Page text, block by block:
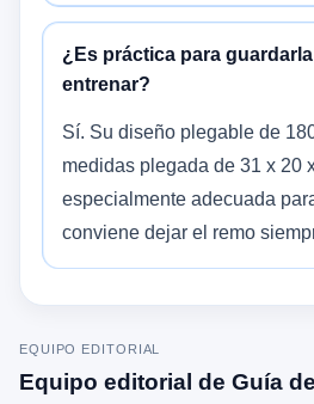
¿Es práctica para
entrenar?
Sí. Su diseño plegable de
medidas plegada de 31 x 20
especialmente adecuada
conviene dejar el remo
EQUIPO EDITORIAL
Equipo editorial de Guía